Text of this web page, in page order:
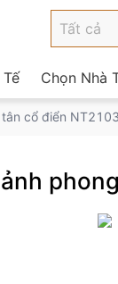
Chọn Nhà
cổ điển